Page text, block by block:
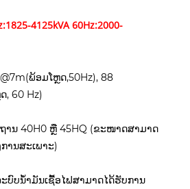
4125kVA 60Hz:2000-
ພ້ອມໂຫຼດ,50Hz), 88
, 60 Hz)
ານ 40H0 ຫຼື 45HQ (ຂະໜາດສາມາດ
ານສະເພາະ)
ບົບນໍ້າມັນເຊື້ອໄຟສາມາດໄດ້ຮັບການ